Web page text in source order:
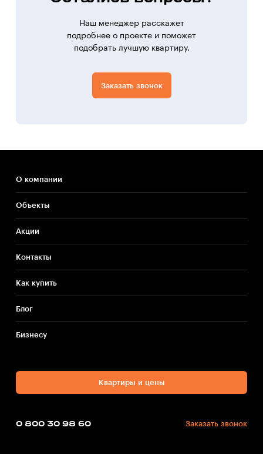
Наш менеджер расскажет
подробнее о проекте и поможет
подобрать лучшую квартиру.
Заказать звонок
О компании
Объекты
Акции
Контакты
Как купить
Блог
Бизнесу
Квартиры и цены
0 800 30 98 60 Заказать звонок